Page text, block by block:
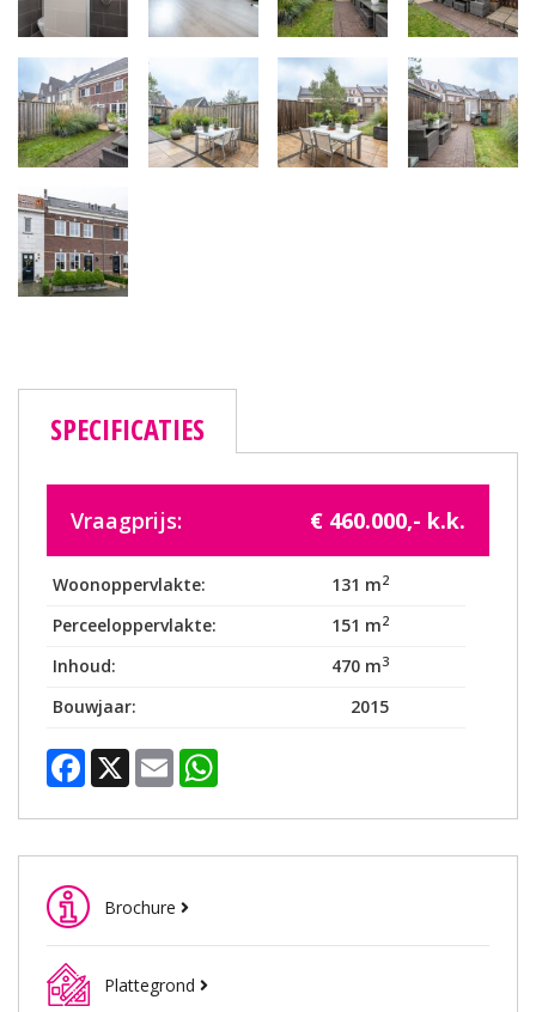
SPECIFICATIES
Vraagprijs: € 460.000,- k.k.
Woonoppervlakte: 131 m2
Perceeloppervlakte: 151 m2
Inhoud: 470 m3
Bouwjaar: 2015
Facebook
X Email
Brochure
Plattegrond